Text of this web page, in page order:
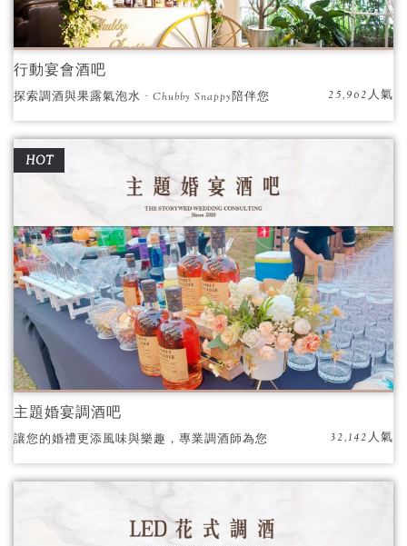
行動宴會酒吧
探索調酒與果露氣泡水 · Chubby Snappy陪伴您
共度美好宴會時光
25,962人氣
HOT
主題婚宴調酒吧
讓您的婚禮更添風味與樂趣，專業調酒師為您
打造難忘的回憶！
32,142人氣